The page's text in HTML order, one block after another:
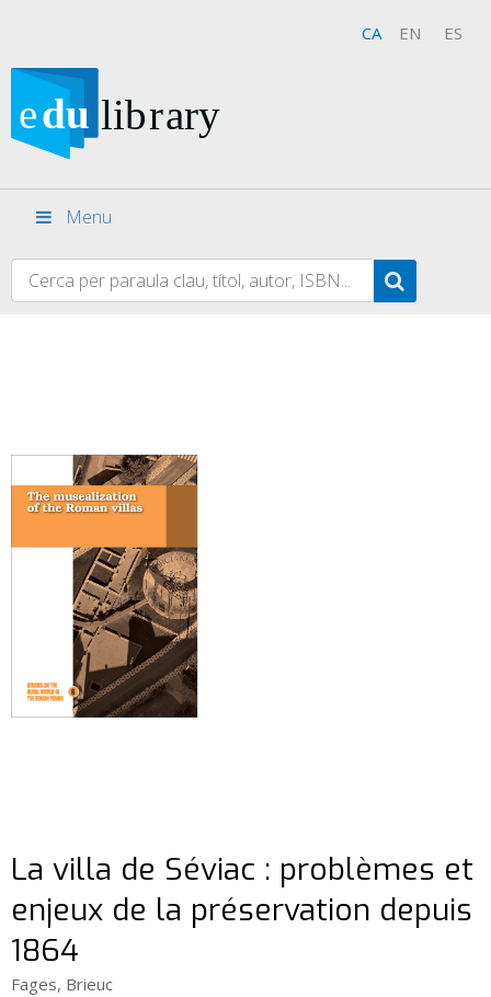
CA EN ES
Menu
La villa de Séviac : problèmes et
enjeux de la préservation depuis
1864
Fages, Brieuc